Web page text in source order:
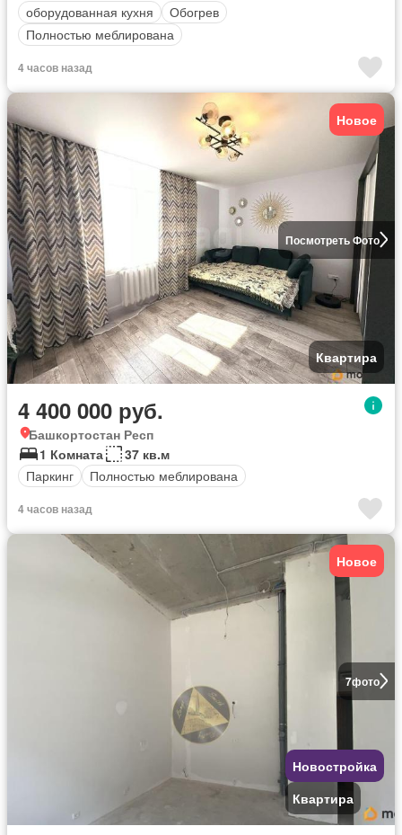
оборудованная кухня
Обогрев
Полностью меблирована
4 часов назад
Посмотреть Фото
Новое
Квартира
4 400 000 руб.
Башкортостан Респ
1 Комната
37 кв.м
Паркинг
Полностью меблирована
4 часов назад
7фото
Новое
Новостройка
Квартира